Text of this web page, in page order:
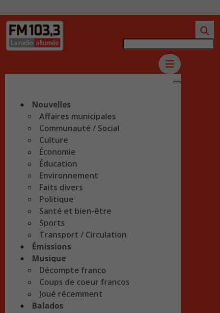
Nouvelles
Affaires municipales
Communauté / Social
Culture
Économie
Éducation
Environnement
Faits divers
Politique
Santé et bien-être
Sports
Transport / Circulation
Émissions
Musique
Décompte franco
Coups de coeur francos
Joué récemment
Balados